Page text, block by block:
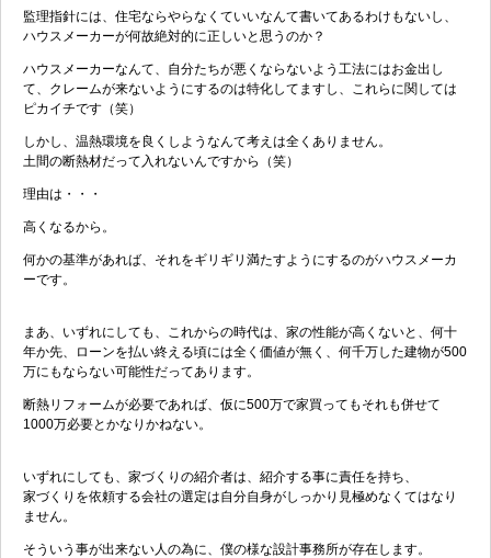
監理指針には、住宅ならやらなくていいなんて書いてあるわけもないし、
ハウスメーカーが何故絶対的に正しいと思うのか？
ハウスメーカーなんて、自分たちが悪くならないよう工法にはお金出し
て、クレームが来ないようにするのは特化してますし、これらに関しては
ピカイチです（笑）
しかし、温熱環境を良くしようなんて考えは全くありません。
土間の断熱材だって入れないんですから（笑）
理由は・・・
高くなるから。
何かの基準があれば、それをギリギリ満たすようにするのがハウスメーカ
ーです。
まあ、いずれにしても、これからの時代は、家の性能が高くないと、何十
年か先、ローンを払い終える頃には全く価値が無く、何千万した建物が500
万にもならない可能性だってあります。
断熱リフォームが必要であれば、仮に500万で家買ってもそれも併せて
1000万必要とかなりかねない。
いずれにしても、家づくりの紹介者は、紹介する事に責任を持ち、
家づくりを依頼する会社の選定は自分自身がしっかり見極めなくてはなり
ません。
そういう事が出来ない人の為に、僕の様な設計事務所が存在します。